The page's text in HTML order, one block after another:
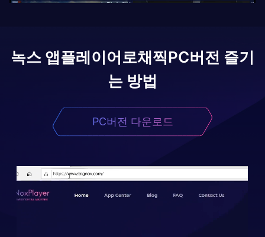
녹스 앱플레이어로채찍PC버전 즐기
는 방법
PC버전 다운로드